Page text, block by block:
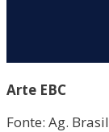
Arte EBC
Fonte: Ag. Brasil